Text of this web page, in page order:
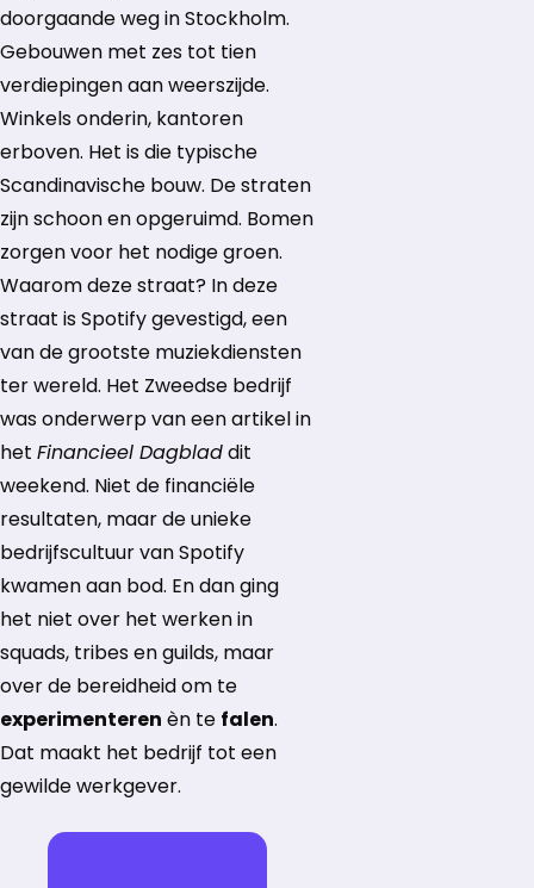
doorgaande weg in Stockholm.
Gebouwen met zes tot tien
verdiepingen aan weerszijde.
Winkels onderin, kantoren
erboven. Het is die typische
Scandinavische bouw. De straten
zijn schoon en opgeruimd. Bomen
zorgen voor het nodige groen.
Waarom deze straat? In deze
straat is Spotify gevestigd, een
van de grootste muziekdiensten
ter wereld. Het Zweedse bedrijf
was onderwerp van een artikel in
het Financieel Dagbladdit
weekend. Niet de financiële
resultaten, maar de unieke
bedrijfscultuur van Spotify
kwamen aan bod. En dan ging
het niet over het werken in
squads, tribes en guilds, maar
over de bereidheid om te
experimenteren èn te falen.
Dat maakt het bedrijf tot een
gewilde werkgever.